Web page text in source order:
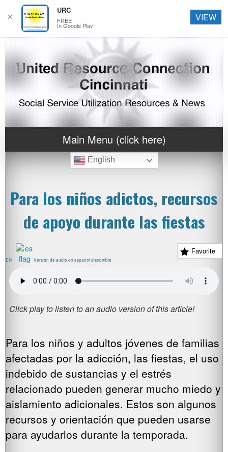
Main Menu (click here)
English
Para los niños adictos, recursos
de apoyo durante las fiestas
Favorite
EN Versión de audio en español disponible
Para los niños y adultos jóvenes de familias
afectadas por la adicción, las fiestas, el uso
indebido de sustancias y el estrés
relacionado pueden generar mucho miedo y
aislamiento adicionales. Estos son algunos
recursos y orientación que pueden usarse
para ayudarlos durante la temporada.
✕
URC
FREE
In Google Play
VIEW